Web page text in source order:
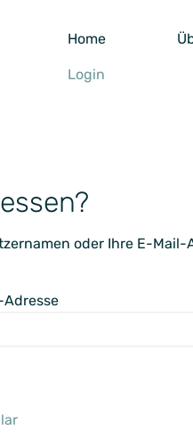
Home
Login
oder Ihre E-